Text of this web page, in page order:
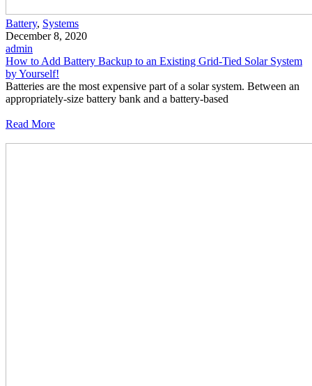
Battery, Systems
December 8, 2020
admin
How to Add Battery Backup to an Existing Grid-Tied Solar System
by Yourself!
Batteries are the most expensive part of a solar system. Between an
appropriately-size battery bank and a battery-based
Read More